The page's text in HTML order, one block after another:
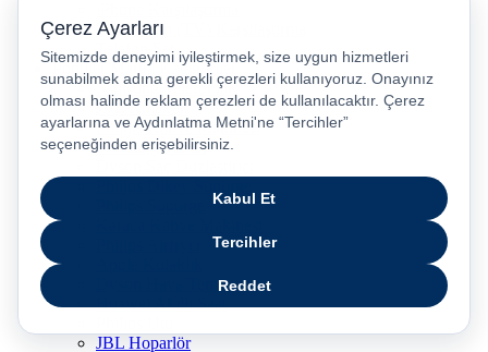
Televizyon (TV) Karşılaştırma
Telefon Sat
Popüler Marka Kategoriler
Samsung Telefonlar
JBL Kulaklık
Philips Kahve Makinesi
Samsung Tablet
Dyson Hava Temizleyici
Huawei Akıllı Saat
JBL Hoparlör